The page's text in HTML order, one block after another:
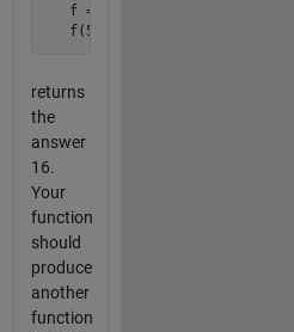
   f = @(x,y) 2*x+y;
   f(5,6)
returns
the
answer
16.
Your
function
should
produce
another
function